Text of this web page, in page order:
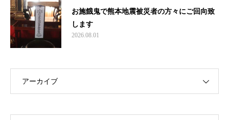
お施餓鬼で熊本地震被災者の方々にご回向致
します
2026.08.01
アーカイブ